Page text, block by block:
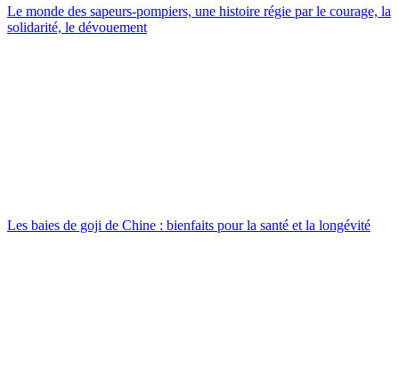
Le monde des sapeurs-pompiers, une histoire régie par le courage, la
solidarité, le dévouement
Les baies de goji de Chine : bienfaits pour la santé et la longévité